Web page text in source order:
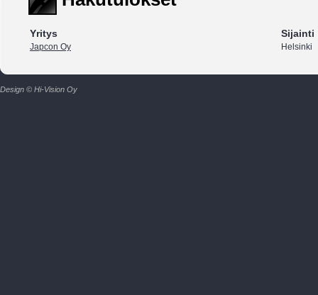
Yritys Sijainti
Japcon Oy Helsinki
Design © Hi-Vision Oy